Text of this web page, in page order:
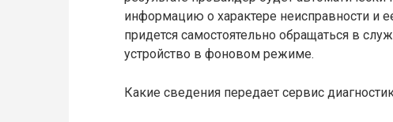
информацию о характере неисправности и
придется самостоятельно обращаться в
устройство в фоновом режиме.
Какие сведения передает сервис